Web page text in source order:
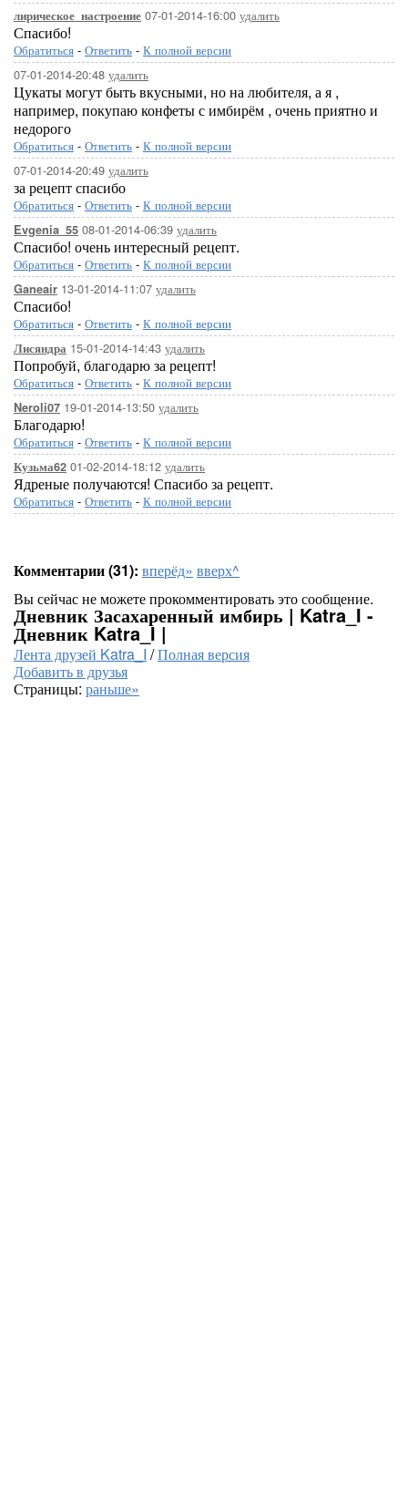
лирическое_настроение 07-01-2014-16:00 удалить
Спасибо!
Обратиться - Ответить - К полной версии
07-01-2014-20:48 удалить
Цукаты могут быть вкусными, но на любителя, а я ,
например, покупаю конфеты с имбирём , очень приятно и
недорого
Обратиться - Ответить - К полной версии
07-01-2014-20:49 удалить
за рецепт спасибо
Обратиться - Ответить - К полной версии
Evgenia_55 08-01-2014-06:39 удалить
Спасибо! очень интересный рецепт.
Обратиться - Ответить - К полной версии
Ganeair 13-01-2014-11:07 удалить
Спасибо!
Обратиться - Ответить - К полной версии
Лисяндра 15-01-2014-14:43 удалить
Попробуй, благодарю за рецепт!
Обратиться - Ответить - К полной версии
Neroli07 19-01-2014-13:50 удалить
Благодарю!
Обратиться - Ответить - К полной версии
Кузьма62 01-02-2014-18:12 удалить
Ядреные получаются! Спасибо за рецепт.
Обратиться - Ответить - К полной версии
Комментарии (31): вперёд» вверх^
Вы сейчас не можете прокомментировать это сообщение.
Дневник Засахаренный имбирь | Katra_I -
Дневник Katra_I |
Лента друзей Katra_I /Полная версия
Добавить в друзья
Страницы: раньше»